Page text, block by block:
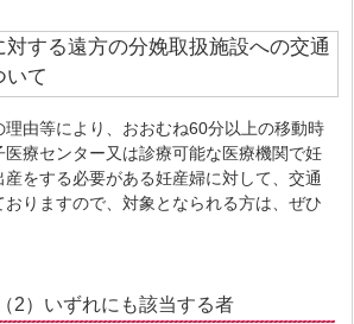
する遠方の分娩取扱施設への交通
いて
由等により、おおむね60分以上の移動時
医療センター又は診療可能な医療機関で妊
をする必要がある妊産婦に対して、交通
りますので、対象となられる方は、ぜひ
2）いずれにも該当する者